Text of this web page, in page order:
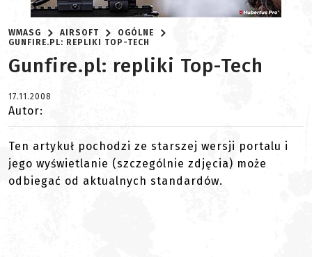
WMASG AIRSOFT
OGÓLNE
GUNFIRE.PL: REPLIKI TOP-TECH
Gunfire.pl: repliki Top-Tech
17.11.2008
Autor:
Ten artykuł pochodzi ze starszej wersji portalu i
jego wyświetlanie (szczególnie zdjęcia) może
odbiegać od aktualnych standardów.